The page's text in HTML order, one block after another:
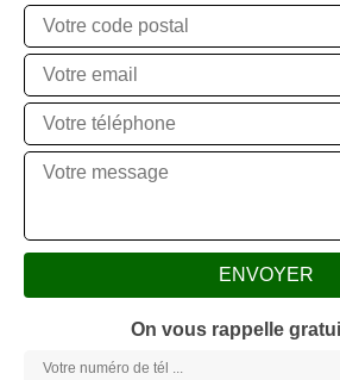
On vous rappelle